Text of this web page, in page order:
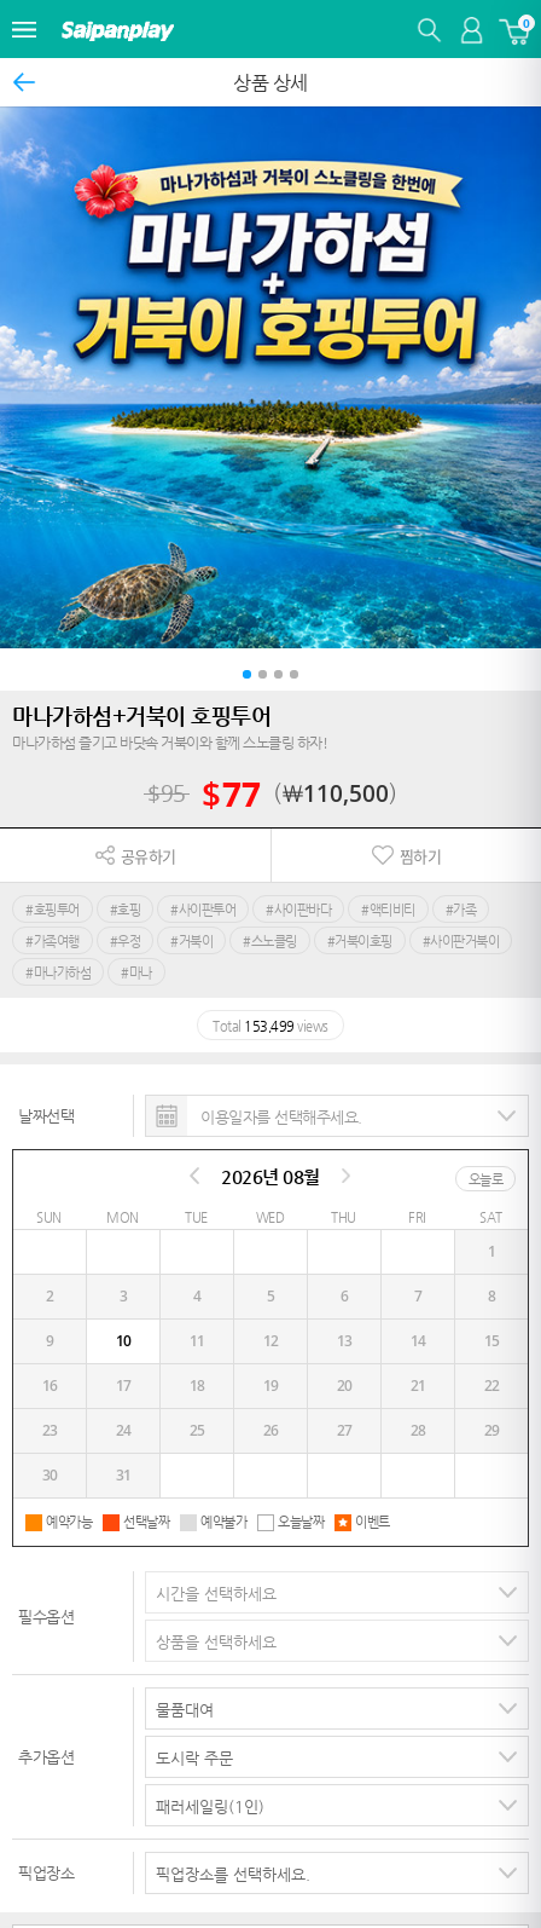
0
상품 상세
마나가하섬+거북이 호핑투어
마나가하섬 즐기고 바닷속 거북이와 함께 스노클링 하자!
￦110,500
$95 $77
공유하기 찜하기
#호핑투어 #호핑 #사이판투어 #사이판바다 #액티비티
#가족
#가족여행
#우정 #거북이 #스노클링 #거북이호핑
#사이판거북이
#마나가하섬
#마나
Total 153,499 views
날짜선택
2026년 08월 오늘로
SUN MON TUE WED THU FRI SAT
1
2 3 4 5 6 7 8
9 10 11 12 13 14 15
16 17 18 19 20 21 22
23 24 25 26 27 28 29
30 31
예약가능 선택날짜 예약불가 오늘날짜 이벤트
필수옵션
추가옵션
픽업장소